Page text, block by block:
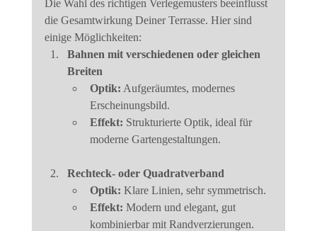
Die Wahl des richtigen Verlegemusters beeinflusst
die Gesamtwirkung Deiner Terrasse. Hier sind
einige Möglichkeiten:
Bahnen mit verschiedenen oder gleichen
Breiten
Optik: Aufgeräumtes, modernes
Erscheinungsbild.
Effekt: Strukturierte Optik, ideal für
moderne Gartengestaltungen.
Rechteck- oder Quadratverband
Optik: Klare Linien, sehr symmetrisch.
Effekt: Modern und elegant, gut
kombinierbar mit Randverzierungen.